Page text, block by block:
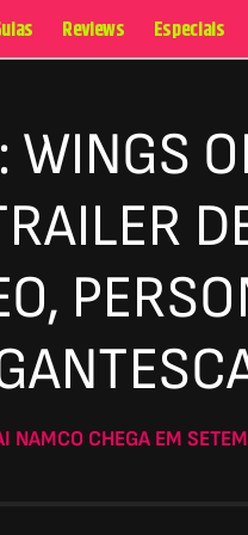
Reviews Especiais
NAMCO CHEGA EM